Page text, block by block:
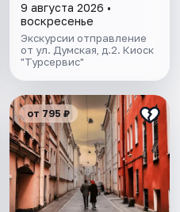
9 августа 2026 •
воскресенье
Экскурсии отправление
от ул. Думская, д.2. Киоск
"Турсервис"
от 795 ₽